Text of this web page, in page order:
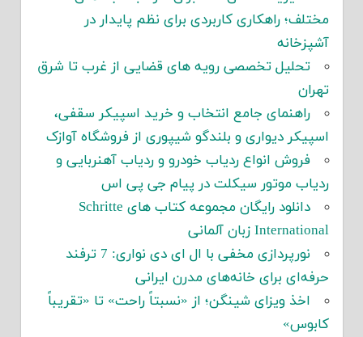
مختلف؛ راهکاری کاربردی برای نظم پایدار در
آشپزخانه
تحلیل تخصصی رویه های قضایی از غرب تا شرق
تهران
راهنمای جامع انتخاب و خرید اسپیکر سقفی،
اسپیکر دیواری و بلندگو شیپوری از فروشگاه آوازک
فروش انواع ردیاب خودرو و ردیاب آهنربایی و
ردیاب موتور سیکلت در پیام جی پی اس
دانلود رایگان مجموعه کتاب های Schritte
International زبان آلمانی
نورپردازی مخفی با ال ای دی نواری: 7 ترفند
حرفه‌ای برای خانه‌های مدرن ایرانی
اخذ ویزای شینگن؛ از «نسبتاً راحت» تا «تقریباً
کابوس»